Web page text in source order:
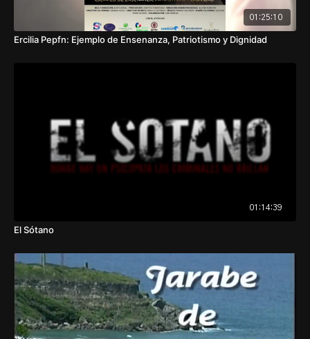
01:25:10
Ercilia Pepfn: Ejemplo de Ensenanza, Patriotismo y Dignidad
01:14:39
El Sótano